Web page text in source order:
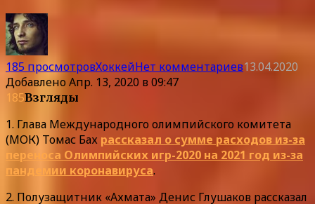
185 просмотровХоккейНет комментариев13.04.2020
ДобавленоАпр. 13, 2020 в 09:47
185Взгляды
1. Глава Международного олимпийского комитета
(МОК) Томас Бах рассказал о сумме расходов из-за
переноса Олимпийских игр-2020 на 2021 год из-за
пандемии коронавируса.
2. Полузащитник «Ахмата» Денис Глушаков рассказал